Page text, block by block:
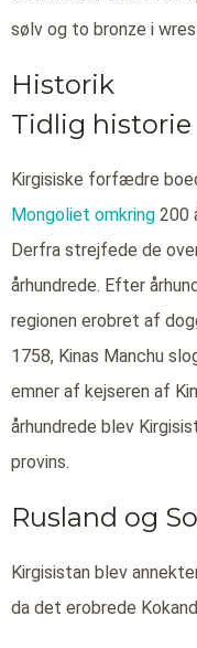
sølv og to bronze i
Historik
Tidlig historie
Kirgisiske forfædre
Mongoliet omkring 200
Derfra strejfede de
århundrede. Efter
regionen erobret af
1758, Kinas Manchu
emner af kejseren af
århundrede blev
provins.
Rusland og
Kirgisistan blev
da det erobrede